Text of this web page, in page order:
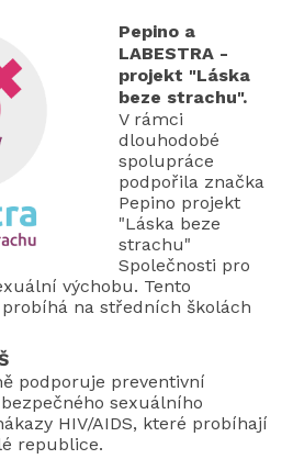
Pepino a
LABESTRA -
projekt "Láska
beze strachu".
V rámci
dlouhodobé
spolupráce
podpořila značka
Pepino projekt
"Láska beze
strachu"
Společnosti pro
výchobu. Tento
na středních školách
podporuje preventivní
sexuálního
HIV/AIDS, které probíhají
republice.